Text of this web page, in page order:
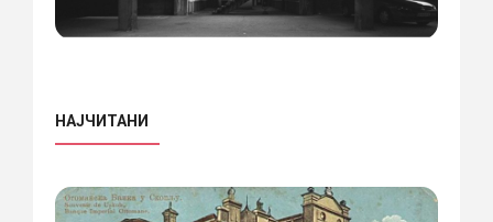
НАЈЧИТАНИ